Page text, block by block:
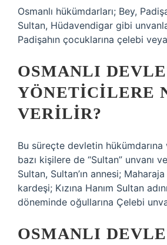
Osmanlı hükümdarları; Bey,
Sultan, Hüdavendigar gibi
Padişahın çocuklarına çelebi
OSMANLI
YÖNETICILERE
VERILIR?
Bu süreçte devletin
bazı kişilere de “Sultan” unvanı
Sultan, Sultan’ın annesi; Maharaja
kardeşi; Kızına Hanım Sultan
döneminde oğullarına Çelebi
OSMANLI